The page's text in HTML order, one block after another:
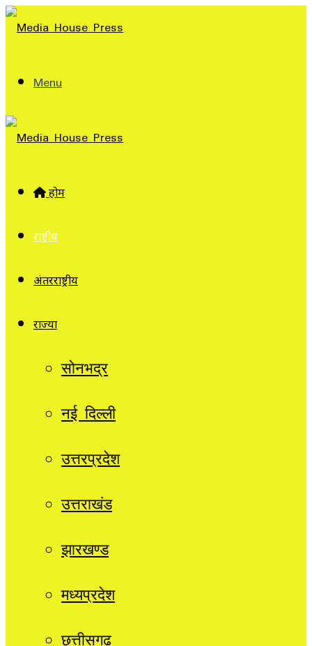
Menu
होम
राष्ट्रीय
अंतरराष्ट्रीय
राज्यों
सोनभद्र
नई दिल्ली
उत्तरप्रदेश
उत्तराखंड
झारखण्ड
मध्यप्रदेश